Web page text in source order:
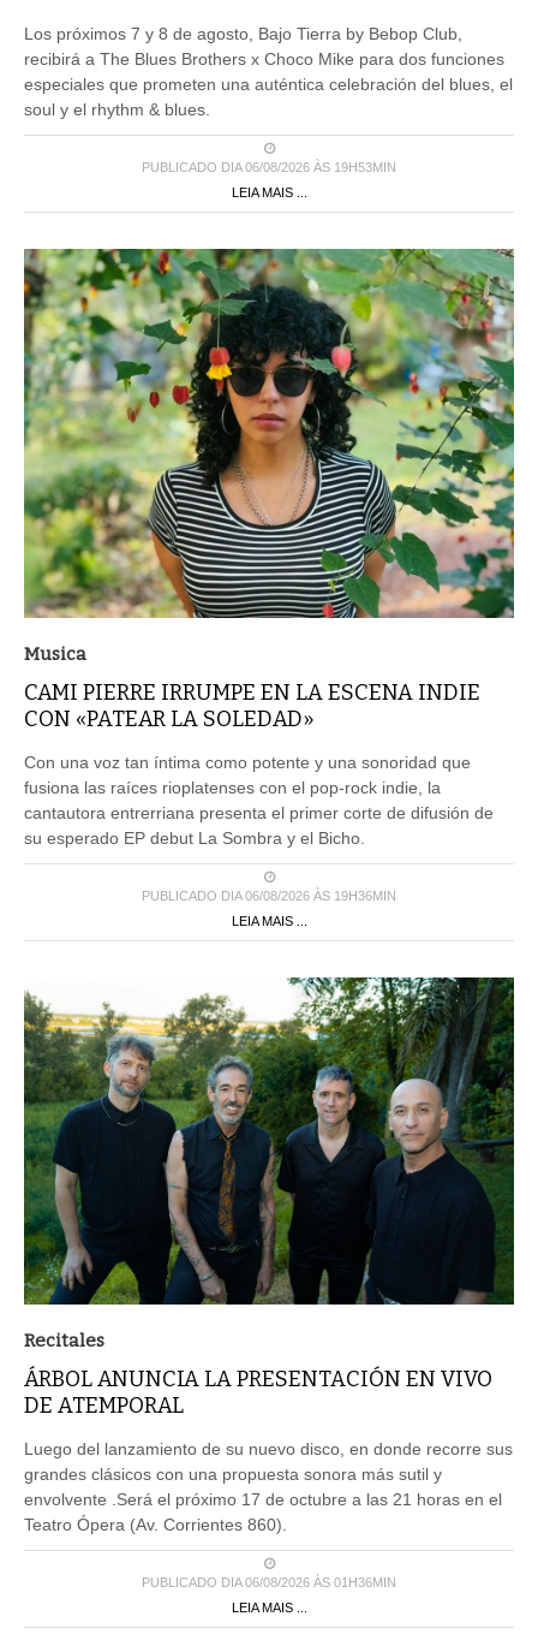
Los próximos 7 y 8 de agosto, Bajo Tierra by Bebop Club,
recibirá a The Blues Brothers x Choco Mike para dos funciones
especiales que prometen una auténtica celebración del blues, el
soul y el rhythm & blues.
PUBLICADO DIA 06/08/2026 ÀS 19H53MIN
LEIA MAIS ...
Musica
CAMI PIERRE IRRUMPE EN LA ESCENA INDIE
CON «PATEAR LA SOLEDAD»
Con una voz tan íntima como potente y una sonoridad que
fusiona las raíces rioplatenses con el pop-rock indie, la
cantautora entrerriana presenta el primer corte de difusión de
su esperado EP debut La Sombra y el Bicho.
PUBLICADO DIA 06/08/2026 ÀS 19H36MIN
LEIA MAIS ...
Recitales
ÁRBOL ANUNCIA LA PRESENTACIÓN EN VIVO
DE ATEMPORAL
Luego del lanzamiento de su nuevo disco, en donde recorre sus
grandes clásicos con una propuesta sonora más sutil y
envolvente .Será el próximo 17 de octubre a las 21 horas en el
Teatro Ópera (Av. Corrientes 860).
PUBLICADO DIA 06/08/2026 ÀS 01H36MIN
LEIA MAIS ...